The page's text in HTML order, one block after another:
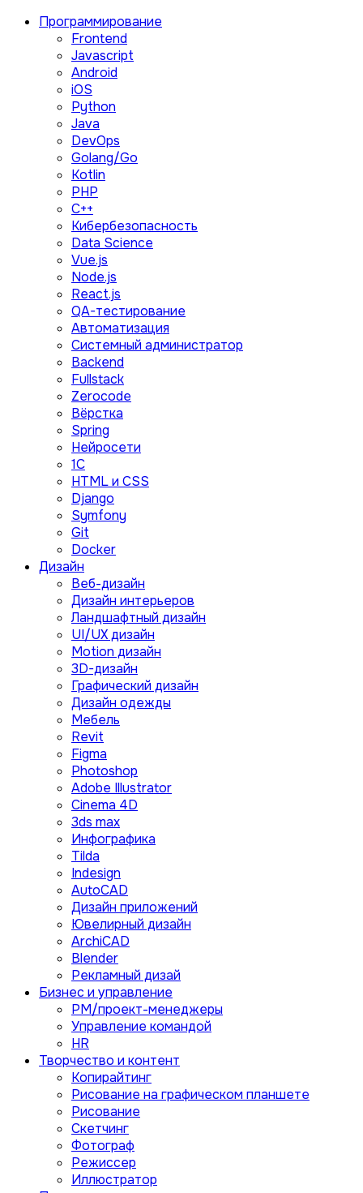
Программирование
Frontend
Javascript
Android
iOS
Python
Java
DevOps
Golang/Go
Kotlin
PHP
C++
Кибербезопасность
Data Science
Vue.js
Node.js
React.js
QA-тестирование
Автоматизация
Системный администратор
Backend
Fullstack
Zerocode
Вёрстка
Spring
Нейросети
1C
HTML и CSS
Django
Symfony
Git
Docker
Дизайн
Веб-дизайн
Дизайн интерьеров
Ландшафтный дизайн
UI/UX дизайн
Motion дизайн
3D-дизайн
Графический дизайн
Дизайн одежды
Мебель
Revit
Figma
Photoshop
Adobe Illustrator
Сinema 4D
3ds max
Инфографика
Tilda
Indesign
AutoCAD
Дизайн приложений
Ювелирный дизайн
ArchiCAD
Blender
Рекламный дизай
Бизнес и управление
PM/проект-менеджеры
Управление командой
HR
Творчество и контент
Копирайтинг
Рисование на графическом планшете
Рисование
Скетчинг
Фотограф
Режиссер
Иллюстратор